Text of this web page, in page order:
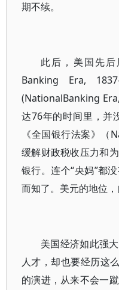
期不续。
此后，美国先
Banking Era,
(NationalBanking
达76年的时间里，并
《全国银行法案》
缓解财政税收压力和
银行。连个“央妈”都
而知了。美元的地位，
美国经济如此强
人才，却也要经历这
的演进，从来不会一